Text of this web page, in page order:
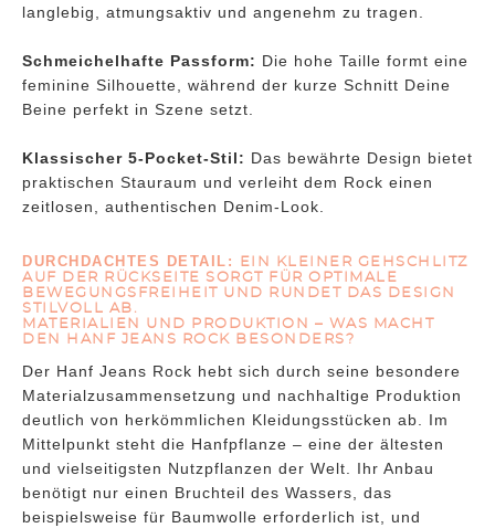
langlebig, atmungsaktiv und angenehm zu tragen.
Schmeichelhafte Passform: Die hohe Taille formt eine
feminine Silhouette, während der kurze Schnitt Deine
Beine perfekt in Szene setzt.
Klassischer 5-Pocket-Stil: Das bewährte Design bietet
praktischen Stauraum und verleiht dem Rock einen
zeitlosen, authentischen Denim-Look.
DURCHDACHTES DETAIL:
EIN KLEINER GEHSCHLITZ
AUF DER RÜCKSEITE SORGT FÜR OPTIMALE
BEWEGUNGSFREIHEIT UND RUNDET DAS DESIGN
STILVOLL AB.
MATERIALIEN UND PRODUKTION – WAS MACHT
DEN HANF JEANS ROCK BESONDERS?
Der Hanf Jeans Rock hebt sich durch seine besondere
Materialzusammensetzung und nachhaltige Produktion
deutlich von herkömmlichen Kleidungsstücken ab. Im
Mittelpunkt steht die Hanfpflanze – eine der ältesten
und vielseitigsten Nutzpflanzen der Welt. Ihr Anbau
benötigt nur einen Bruchteil des Wassers, das
beispielsweise für Baumwolle erforderlich ist, und